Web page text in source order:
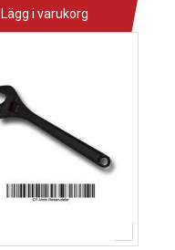
Lägg i varukorg